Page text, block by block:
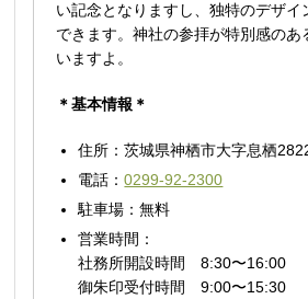
い記念となりますし、独特のデザイ
できます。神社の参拝が特別感のあ
いますよ。
＊基本情報＊
住所：茨城県神栖市大字息栖
電話：0299-92-2300
駐車場：無料
営業時間：
社務所開設時間 8:30〜16:00
御朱印受付時間 9:00〜15:30